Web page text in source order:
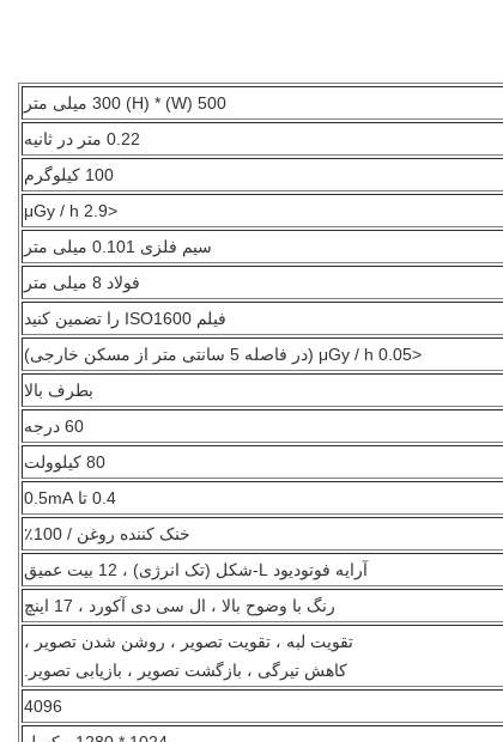
500 (W) * 300 (H) میلی متر
0.22 متر در ثانیه
100 کیلوگرم
<2.9 μGy / h
سیم فلزی 0.101 میلی متر
فولاد 8 میلی متر
فیلم ISO1600 را تضمین کنید
<0.05 μGy / h (در فاصله 5 سانتی متر از مسکن خارجی)
بطرف بالا
60 درجه
80 کیلوولت
0.4 تا 0.5mA
خنک کننده روغن / 100٪
آرایه فوتودیود L-شکل (تک انرژی) ، 12 بیت عمیق
رنگ با وضوح بالا ، ال سی دی آکورد ، 17 اینچ
تقویت لبه ، تقویت تصویر ، روشن شدن تصویر ،
کاهش تیرگی ، بازگشت تصویر ، بازیابی تصویر.
4096